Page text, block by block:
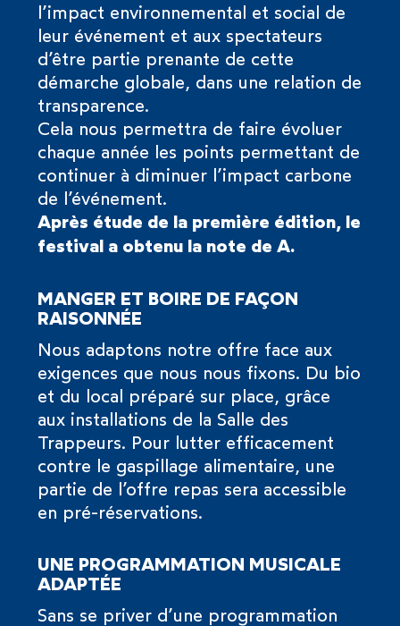
l’impact environnemental et social de
leur événement et aux spectateurs
d’être partie prenante de cette
démarche globale, dans une relation de
transparence.
Cela nous permettra de faire évoluer
chaque année les points permettant de
continuer à diminuer l’impact carbone
de l’événement.
Après étude de la première édition, le
festival a obtenu la note de A.
MANGER ET BOIRE DE FAÇON
RAISONNÉE
Nous adaptons notre offre face aux
exigences que nous nous fixons. Du bio
et du local préparé sur place, grâce
aux installations de la Salle des
Trappeurs. Pour lutter efficacement
contre le gaspillage alimentaire, une
partie de l’offre repas sera accessible
en pré-réservations.
UNE PROGRAMMATION MUSICALE
ADAPTÉE
Sans se priver d’une programmation